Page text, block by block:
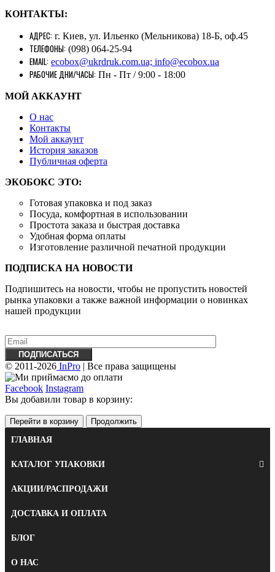
КОНТАКТЫ:
АДРЕС: г. Киев, ул. Ильенко (Мельникова) 18-Б, оф.45
ТЕЛЕФОНЫ: (098) 064-25-94
EMAIL: ecobox@ukrdruk.com.ua; info@ecobox.ua
РАБОЧИЕ ДНИ/ЧАСЫ: Пн - Пт / 9:00 - 18:00
МОЙ АККАУНТ
О нас
Контакты
Mой аккаунт
История заказов
Публичная оферта
ЭКОБОКС ЭТО:
Готовая упаковка и под заказ
Посуда, комфортная в использовании
Простота заказа и быстрая доставка
Удобная форма оплаты
Изготовление различной печатной продукции
ПОДПИСКА НА НОВОСТИ
Подпишитесь на новости, чтобы не пропустить новостей
рынка упаковки а также важной информации о новинках
нашей продукции
© 2011-2026 InPro | Все права защищены
Facebook Instagram
Вы добавили товар в корзину:
Перейти в корзину
Продолжить
ГЛАВНАЯ
КАТАЛОГ УПАКОВКИ
АКЦИИ/РАСПРОДАЖИ
ДОСТАВКА И ОПЛАТА
БЛОГ
О НАС